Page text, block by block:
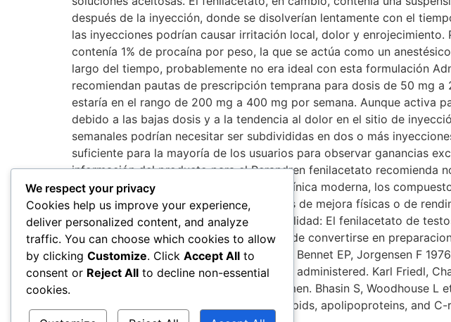
We respect your privacy
Cookies help us improve your experience,
deliver personalized content, and analyze
traffic. You can choose which cookies to allow
by clicking Customize. Click Accept All to
consent or Reject All to decline non-essential
cookies.